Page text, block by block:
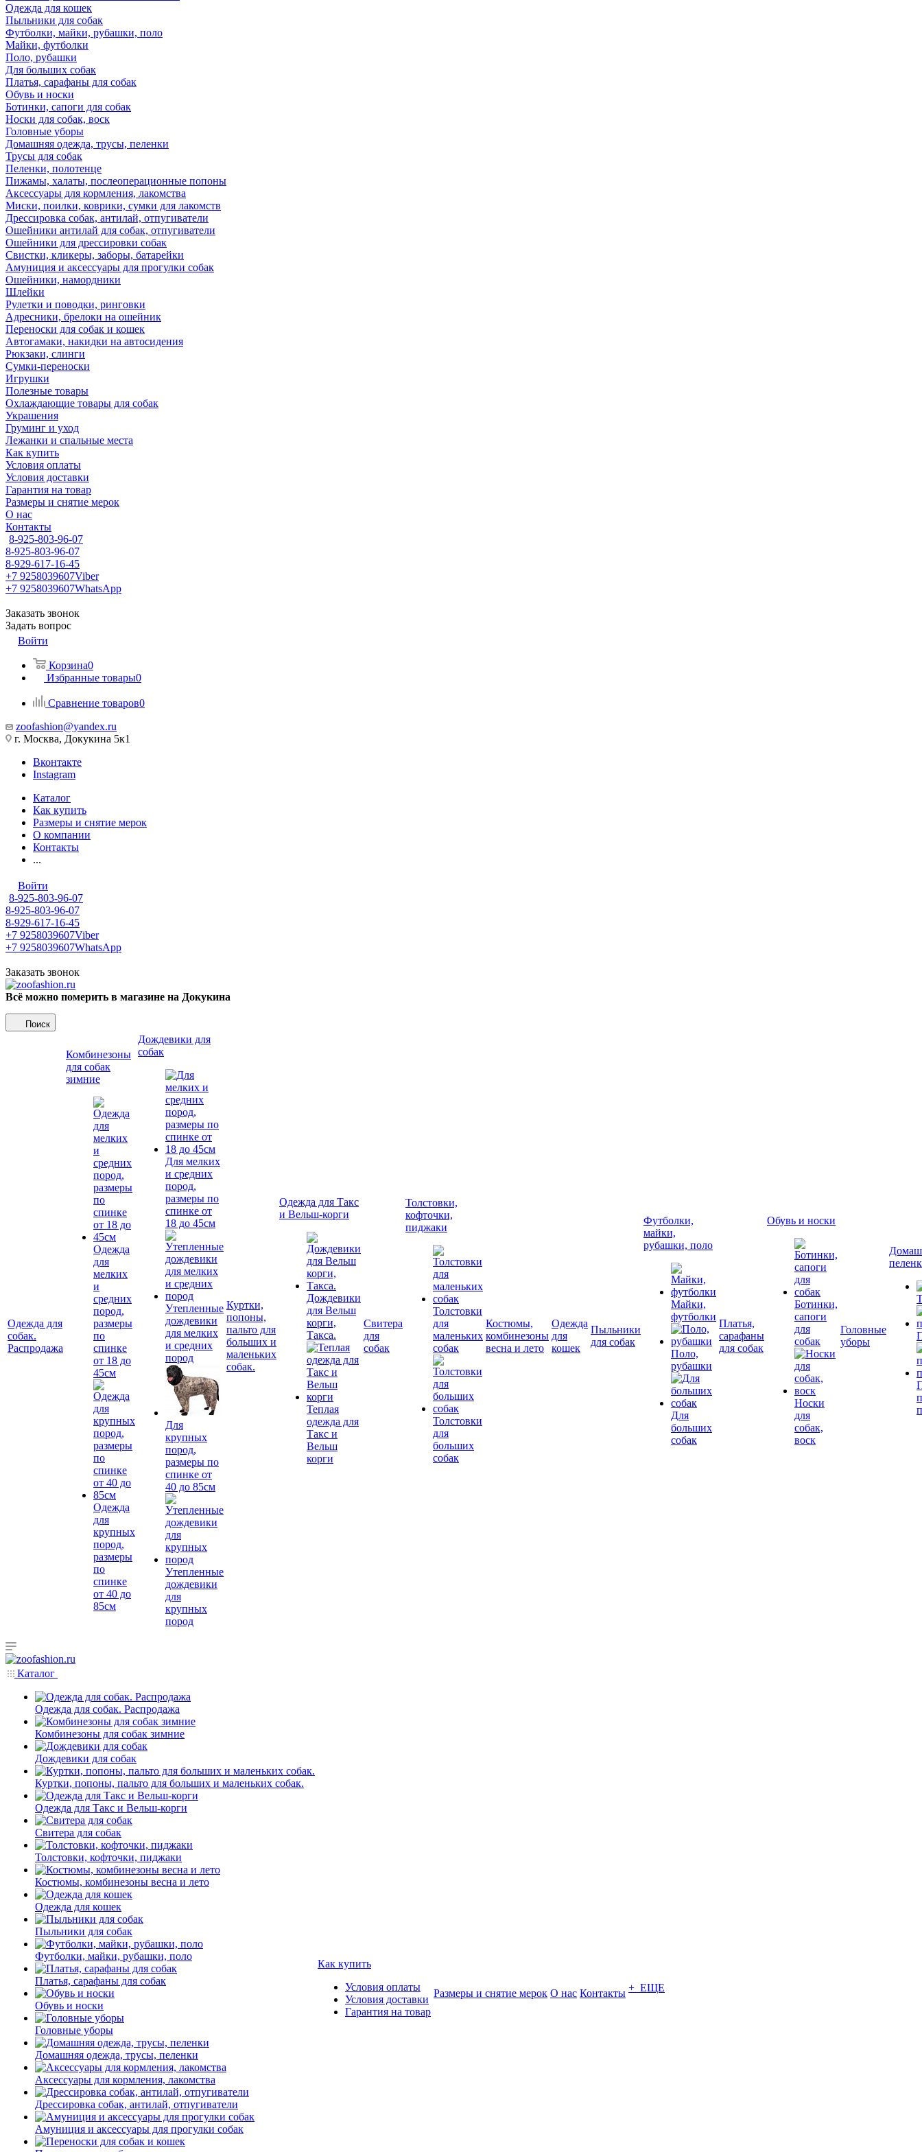
Одежда для кошек
Пыльники для собак
Футболки, майки, рубашки, поло
Майки, футболки
Поло, рубашки
Для больших собак
Платья, сарафаны для собак
Обувь и носки
Ботинки, сапоги для собак
Носки для собак, воск
Головные уборы
Домашняя одежда, трусы, пеленки
Трусы для собак
Пеленки, полотенце
Пижамы, халаты, послеоперационные попоны
Аксессуары для кормления, лакомства
Миски, поилки, коврики, сумки для лакомств
Дрессировка собак, антилай, отпугиватели
Ошейники антилай для собак, отпугиватели
Ошейники для дрессировки собак
Свистки, кликеры, заборы, батарейки
Амуниция и аксессуары для прогулки собак
Ошейники, намордники
Шлейки
Рулетки и поводки, ринговки
Адресники, брелоки на ошейник
Переноски для собак и кошек
Автогамаки, накидки на автосидения
Рюкзаки, слинги
Сумки-переноски
Игрушки
Полезные товары
Охлаждающие товары для собак
Украшения
Груминг и уход
Лежанки и спальные места
Как купить
Условия оплаты
Условия доставки
Гарантия на товар
Размеры и снятие мерок
О нас
Контакты
8-925-803-96-07
8-925-803-96-07
8-929-617-16-45
+7 9258039607Viber
+7 9258039607WhatsApp
Заказать звонок
Задать вопрос
Войти
Корзина0
Избранные товары0
Сравнение товаров0
zoofashion@yandex.ru
г. Москва, Докукина 5к1
Вконтакте
Instagram
Каталог
Как купить
Размеры и снятие мерок
О компании
Контакты
...
Войти
8-925-803-96-07
8-925-803-96-07
8-929-617-16-45
+7 9258039607Viber
+7 9258039607WhatsApp
Заказать звонок
Всё можно померить в магазине на Докукина
Поиск
Одежда для
собак.
Распродажа
Комбинезоны
для собак
зимние
Одежда
для
мелких
и
средних
пород,
размеры
по
спинке
от 18 до
45см
Одежда
для
крупных
пород,
размеры
по
спинке
от 40 до
85см
Дождевики для
собак
Для мелких
и средних
пород,
размеры по
спинке от
18 до 45см
Утепленные
дождевики
для мелких
и средних
пород
Для
крупных
пород,
размеры по
спинке от
40 до 85см
Утепленные
дождевики
для
крупных
пород
Куртки,
попоны,
пальто для
больших и
маленьких
собак.
Одежда для Такс
и Вельш-корги
Дождевики
для Вельш
корги,
Такса.
Теплая
одежда для
Такс и
Вельш
корги
Свитера
для
собак
Толстовки,
кофточки,
пиджаки
Толстовки
для
маленьких
собак
Толстовки
для
больших
собак
Костюмы,
комбинезоны
весна и лето
Одежда
для
кошек
Пыльники
для собак
Футболки,
майки,
рубашки, поло
Майки,
футболки
Поло,
рубашки
Для
больших
собак
Платья,
сарафаны
для собак
Обувь и носки
Ботинки,
сапоги
для
собак
Носки
для
собак,
воск
Головные
уборы
Каталог
Одежда для собак. Распродажа
Комбинезоны для собак зимние
Дождевики для собак
Куртки, попоны, пальто для больших и маленьких собак.
Одежда для Такс и Вельш-корги
Свитера для собак
Толстовки, кофточки, пиджаки
Костюмы, комбинезоны весна и лето
Одежда для кошек
Пыльники для собак
Футболки, майки, рубашки, поло
Платья, сарафаны для собак
Обувь и носки
Головные уборы
Домашняя одежда, трусы, пеленки
Аксессуары для кормления, лакомства
Дрессировка собак, антилай, отпугиватели
Амуниция и аксессуары для прогулки собак
Как купить
Условия оплаты
Условия доставки
Гарантия на товар
Размеры и снятие мерок О нас Контакты + ЕЩЕ